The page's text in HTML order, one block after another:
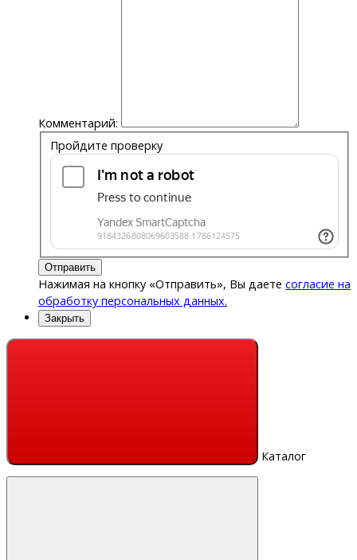
Комментарий:
Пройдите проверку
Отправить
Нажимая на кнопку «Отправить», Вы даете согласие на
обработку персональных данных.
Закрыть
Каталог